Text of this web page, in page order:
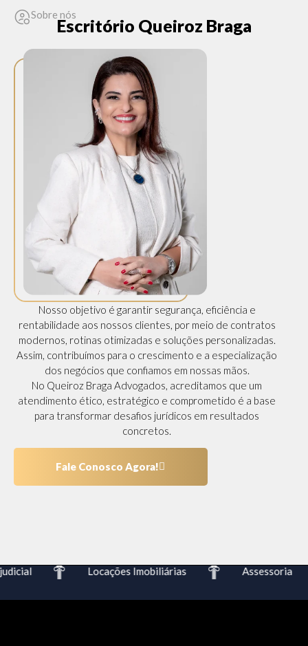
Sobre nós
Escritório Queiroz Braga
Nosso objetivo é garantir segurança, eficiência e
rentabilidade aos nossos clientes, por meio de contratos
modernos, rotinas otimizadas e soluções personalizadas.
Assim, contribuímos para o crescimento e a especialização
dos negócios que confiamos em nossas mãos.
No Queiroz Braga Advogados, acreditamos que um
atendimento ético, estratégico e comprometido é a base
para transformar desafios jurídicos em resultados
concretos.
Fale Conosco Agora!
Locações Imobiliárias Assessoria